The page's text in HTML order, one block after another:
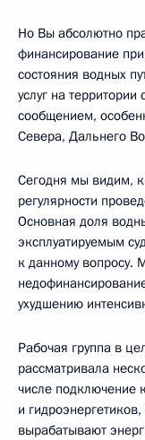
Но Вы абсолютно
финансирование
состояния водных
услуг на
сообщением,
Севера, Дальнего
Сегодня мы видим, к
регулярности
Основная доля
эксплуатируемым
к данному вопросу.
ухудшению
Рабочая группа в
рассматривала
числе подключение
и
вырабатывают